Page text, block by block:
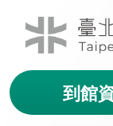
跳到主要內容區塊
到館